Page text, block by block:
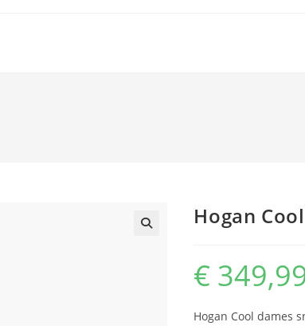
Hogan Cool
€
Hogan Cool dames